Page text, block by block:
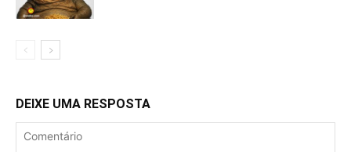
DEIXE UMA RESPOSTA